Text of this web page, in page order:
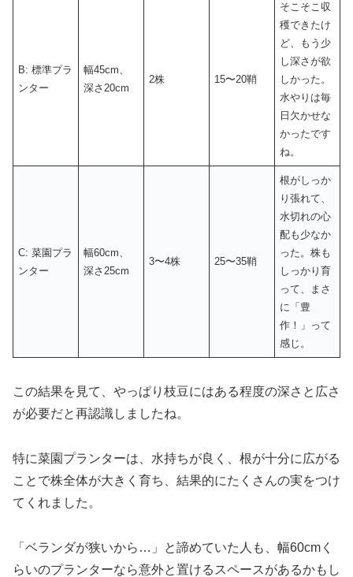
B: 標準プラ
ンター
幅45cm、
深さ20cm
2株 15〜20鞘
そこそこ収
穫できたけ
ど、もう少
し深さが欲
しかった。
水やりは毎
日欠かせな
かったです
ね。
C: 菜園プラ
ンター
幅60cm、
深さ25cm
3〜4株 25〜35鞘
根がしっか
り張れて、
水切れの心
配も少なか
った。株も
しっかり育
って、まさ
に「豊
作！」って
感じ。
この結果を見て、やっぱり枝豆にはある程度の深さと広さ
が必要だと再認識しましたね。
特に菜園プランターは、水持ちが良く、根が十分に広がる
ことで株全体が大きく育ち、結果的にたくさんの実をつけ
てくれました。
「ベランダが狭いから…」と諦めていた人も、幅60cmく
らいのプランターなら意外と置けるスペースがあるかもし